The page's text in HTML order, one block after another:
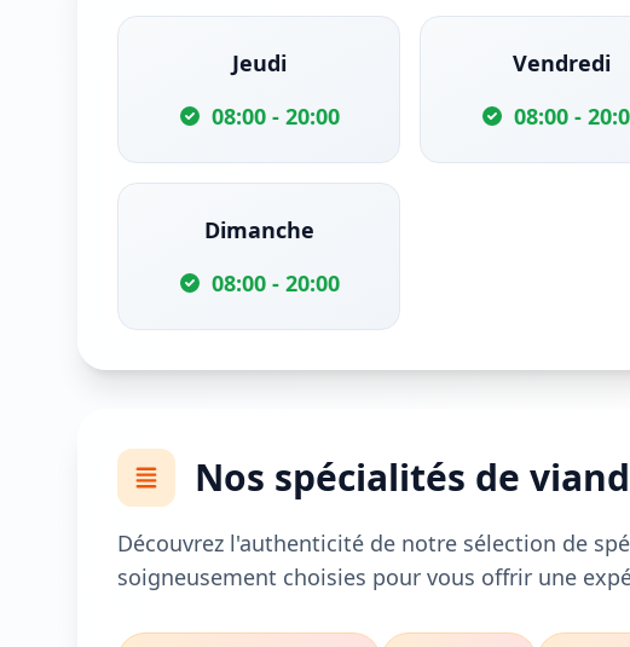
Jeudi
08:00 - 20:00
Vendredi
08:00 -
Dimanche
08:00 - 20:00
Nos spécialités de
Découvrez l'authenticité de notre sélection de
soigneusement choisies pour vous offrir une